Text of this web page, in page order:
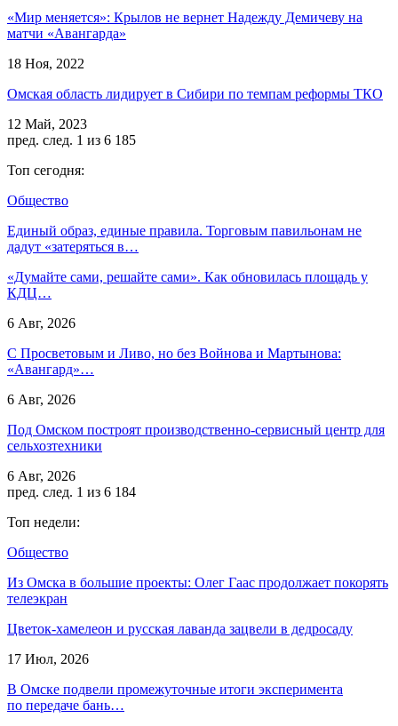
«Мир меняется»: Крылов не вернет Надежду Демичеву на
матчи «Авангарда»
18 Ноя, 2022
Омская область лидирует в Сибири по темпам реформы ТКО
12 Май, 2023
пред. след. 1 из 6 185
Топ сегодня:
Общество
Единый образ, единые правила. Торговым павильонам не
дадут «затеряться в…
«Думайте сами, решайте сами». Как обновилась площадь у
КДЦ…
6 Авг, 2026
С Просветовым и Ливо, но без Войнова и Мартынова:
«Авангард»…
6 Авг, 2026
Под Омском построят производственно-сервисный центр для
сельхозтехники
6 Авг, 2026
пред. след. 1 из 6 184
Топ недели:
Общество
Из Омска в большие проекты: Олег Гаас продолжает покорять
телеэкран
Цветок-хамелеон и русская лаванда зацвели в дедросаду
17 Июл, 2026
В Омске подвели промежуточные итоги эксперимента
по передаче бань…